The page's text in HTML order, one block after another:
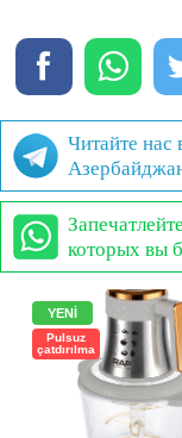
Читайте
которых вы